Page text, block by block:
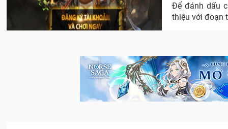
Để đánh dấu
thiệu với đoạn